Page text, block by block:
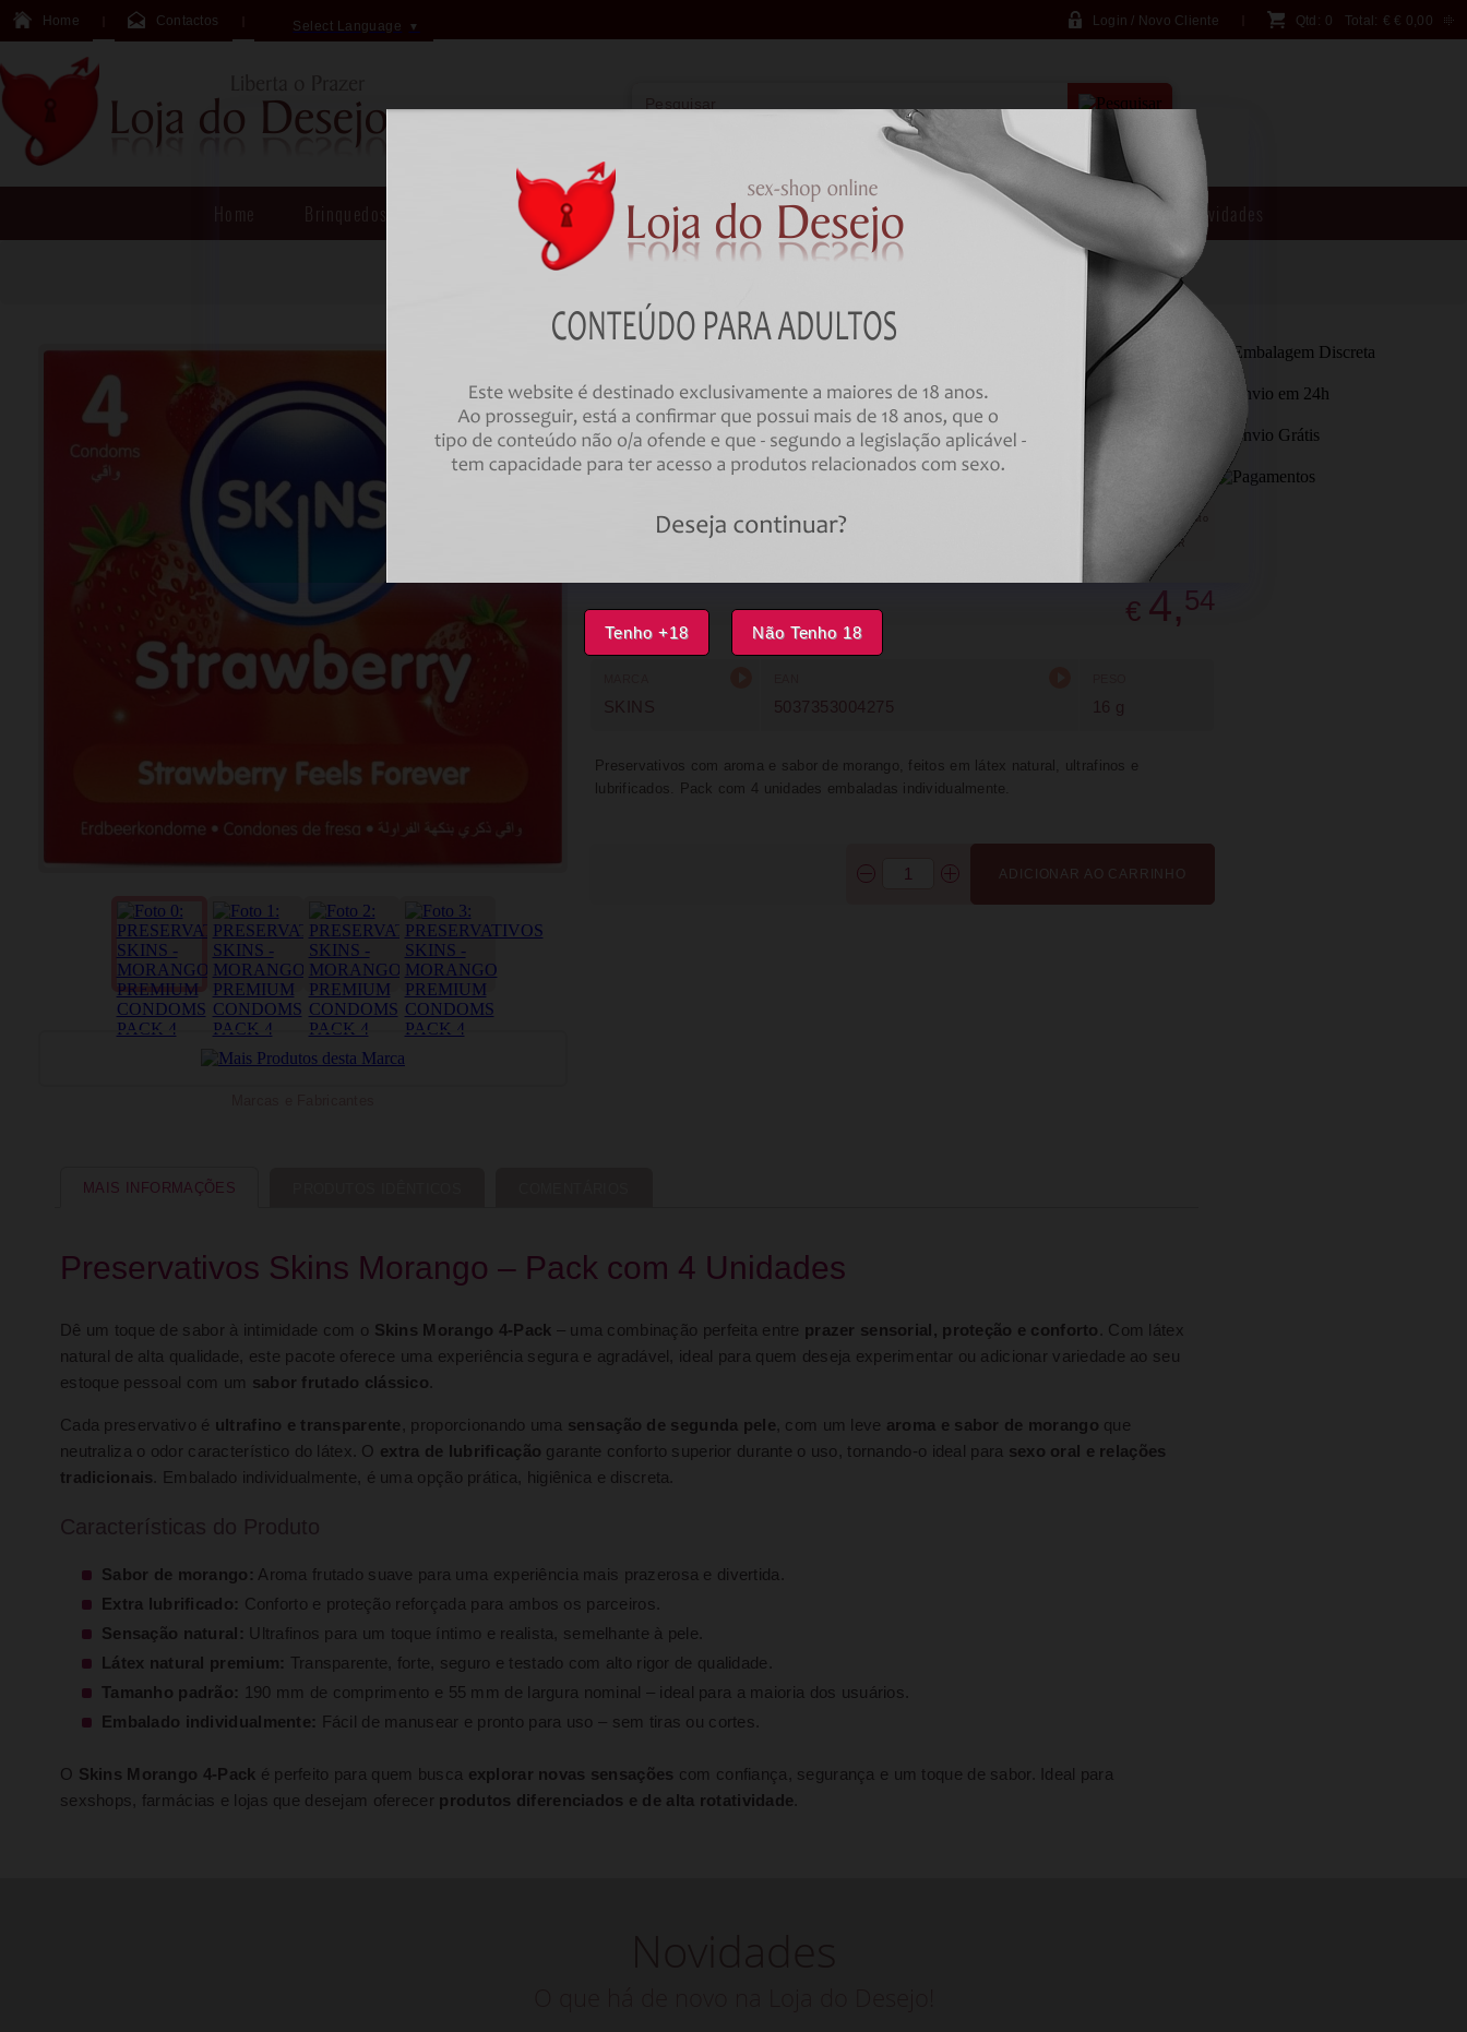
Tenho +18 Não Tenho 18
Home Contactos Select Language ▼ Login / Novo Cliente Qtd: 0 Total: € € 0,00
PESQUISA AVANÇADA
Home Brinquedos Sexuais Vibradores Lingerie Farmácia Brincadeiras Novidades
Farmácia
PRESERVATIVOS SKINS - MORANGO PREMIUM
CONDOMS PACK 4
Código:00033667
SUGERIR
€ 4, 54
SKINS 5037353004275 16 g
Preservativos com aroma e sabor de morango, feitos em látex natural, ultrafinos e
lubrificados. Pack com 4 unidades embaladas individualmente.
ADICIONAR AO CARRINHO
MAIS INFORMAÇÕES
Preservativos Skins Morango – Pack com 4 Unidades
Dê um toque de sabor à intimidade com o Skins Morango 4-Pack – uma combinação perfeita entre prazer sensorial, proteção e conforto
. Com látex
natural de alta qualidade, este pacote oferece uma experiência segura e agradável, ideal para quem deseja experimentar ou adicionar variedade ao seu
estoque pessoal com um sabor frutado clássico
Cada preservativo é ultrafino e transparente , proporcionando uma sensação de segunda pele, com um leve aroma e sabor de morango que
neutraliza o odor característico do látex. O extra de lubrificação garante conforto superior durante o uso, tornando-o ideal para sexo oral e relações
tradicionais . Embalado individualmente, é uma opção prática, higiênica e discreta.
Características do Produto
Sabor de morango: Aroma frutado suave para uma experiência mais prazerosa e divertida.
Extra lubrificado: Conforto e proteção reforçada para ambos os parceiros.
Sensação natural: Ultrafinos para um toque íntimo e realista, semelhante à pele.
Látex natural premium: Transparente, forte, seguro e testado com alto rigor de qualidade.
Tamanho padrão: 190 mm de comprimento e 55 mm de largura nominal – ideal para a maioria dos usuários.
Embalado individualmente: Fácil de manusear e pronto para uso – sem tiras ou cortes.
O Skins Morango 4-Pack é perfeito para quem busca explorar novas sensações com confiança, segurança e um toque de sabor. Ideal para
sexshops, farmácias e lojas que desejam oferecer produtos diferenciados e de alta rotatividade